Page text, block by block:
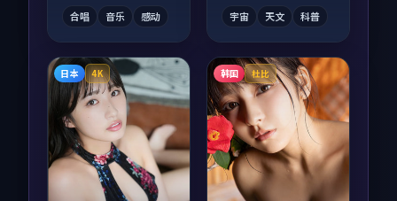
合唱 音乐 感动 宇宙 天文 科普
日本 4K 韩国 杜比